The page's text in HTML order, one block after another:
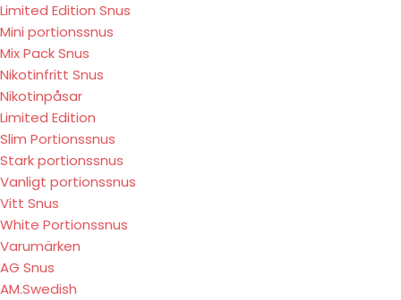
Limited Edition Snus
Mini portionssnus
Mix Pack Snus
Nikotinfritt Snus
Nikotinpåsar
Limited Edition
Slim Portionssnus
Stark portionssnus
Vanligt portionssnus
Vitt Snus
White Portionssnus
Varumärken
AG Snus
AM.Swedish